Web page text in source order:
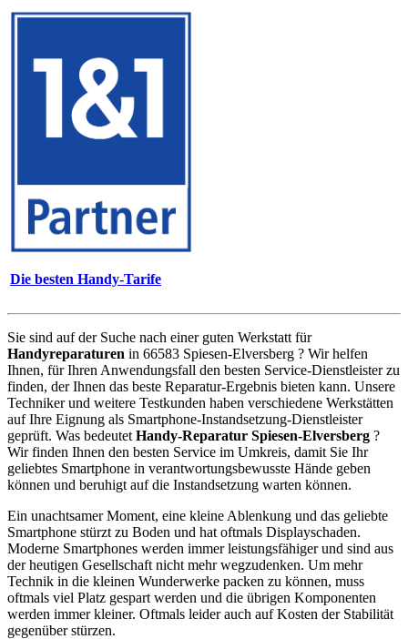
Die besten Handy-Tarife
Sie sind auf der Suche nach einer guten Werkstatt für
Handyreparaturen in 66583 Spiesen-Elversberg ? Wir helfen
Ihnen, für Ihren Anwendungsfall den besten Service-Dienstleister zu
finden, der Ihnen das beste Reparatur-Ergebnis bieten kann. Unsere
Techniker und weitere Testkunden haben verschiedene Werkstätten
auf Ihre Eignung als Smartphone-Instandsetzung-Dienstleister
geprüft. Was bedeutet Handy-Reparatur Spiesen-Elversberg ?
Wir finden Ihnen den besten Service im Umkreis, damit Sie Ihr
geliebtes Smartphone in verantwortungsbewusste Hände geben
können und beruhigt auf die Instandsetzung warten können.
Ein unachtsamer Moment, eine kleine Ablenkung und das geliebte
Smartphone stürzt zu Boden und hat oftmals Displayschaden.
Moderne Smartphones werden immer leistungsfähiger und sind aus
der heutigen Gesellschaft nicht mehr wegzudenken. Um mehr
Technik in die kleinen Wunderwerke packen zu können, muss
oftmals viel Platz gespart werden und die übrigen Komponenten
werden immer kleiner. Oftmals leider auch auf Kosten der Stabilität
gegenüber stürzen.